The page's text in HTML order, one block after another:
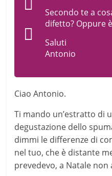
Secondo te a
difetto? Oppure
Saluti
Antonio
Ciao Antonio.
Ti mando un’estratto di
degustazione dello
dimmi le differenze di
nel tuo, che è distante
prevedevo, a Natale